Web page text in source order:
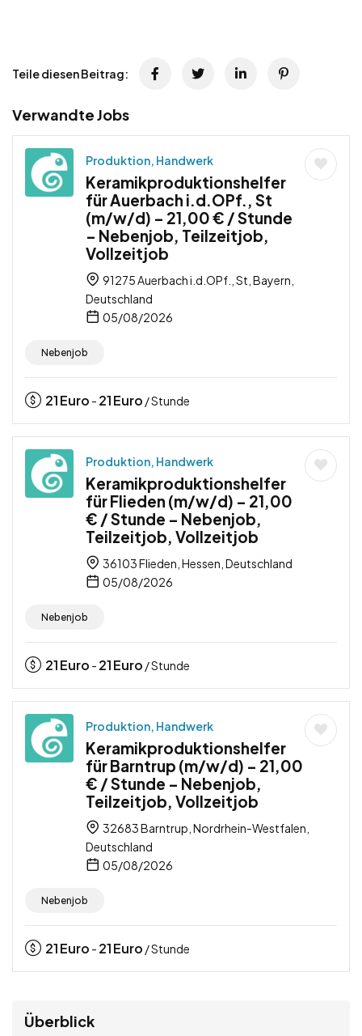
Teile diesen Beitrag:
Verwandte Jobs
Produktion, Handwerk
Keramikproduktionshelfer
für Auerbach i.d.OPf., St
(m/w/d) – 21,00 € / Stunde
– Nebenjob, Teilzeitjob,
Vollzeitjob
91275 Auerbach i.d.OPf., St, Bayern,
Deutschland
05/08/2026
Nebenjob
21Euro - 21Euro / Stunde
Produktion, Handwerk
Keramikproduktionshelfer
für Flieden (m/w/d) – 21,00
€ / Stunde – Nebenjob,
Teilzeitjob, Vollzeitjob
36103 Flieden, Hessen, Deutschland
05/08/2026
Nebenjob
21Euro - 21Euro / Stunde
Produktion, Handwerk
Keramikproduktionshelfer
für Barntrup (m/w/d) – 21,00
€ / Stunde – Nebenjob,
Teilzeitjob, Vollzeitjob
32683 Barntrup, Nordrhein-Westfalen,
Deutschland
05/08/2026
Nebenjob
21Euro - 21Euro / Stunde
Überblick